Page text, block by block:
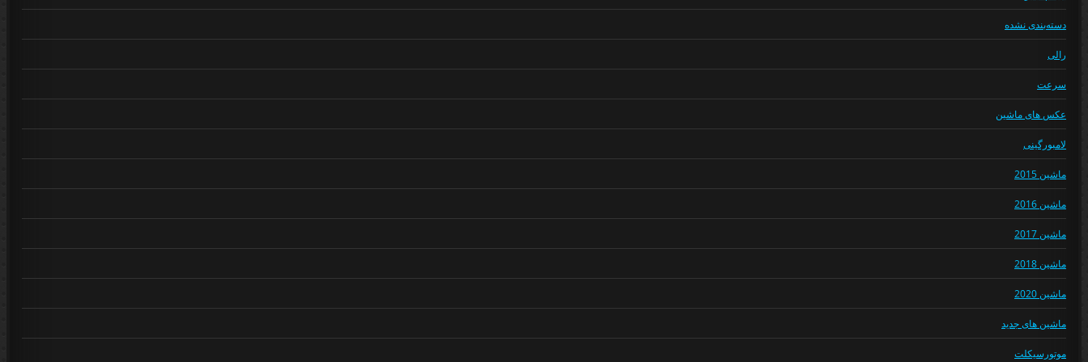
دسته‌بندی نشده
رالی
سرعت
عکس های ماشین
لامبورگینی
ماشین 2015
ماشین 2016
ماشین 2017
ماشین 2018
ماشین 2020
ماشین های جدید
موتورسیکلت